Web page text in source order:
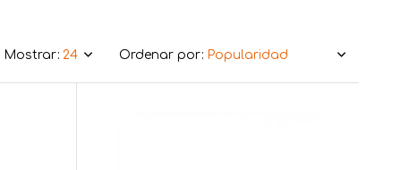
Mostrar: Ordenar por: